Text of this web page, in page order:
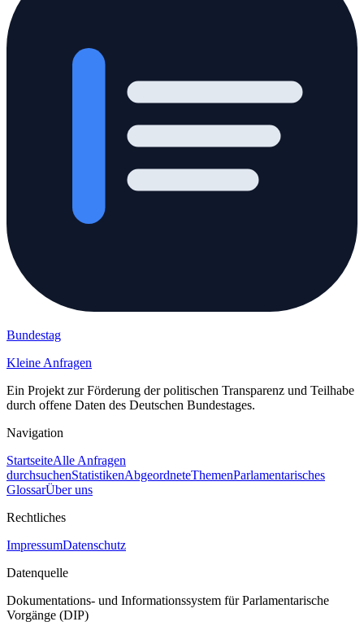
Bundestag
Kleine Anfragen
Ein Projekt zur Förderung der politischen Transparenz und Teilhabe
durch offene Daten des Deutschen Bundestages.
Navigation
StartseiteAlle Anfragen
durchsuchenStatistikenAbgeordneteThemenParlamentarisches
GlossarÜber uns
Rechtliches
ImpressumDatenschutz
Datenquelle
Dokumentations- und Informationssystem für Parlamentarische
Vorgänge (DIP)